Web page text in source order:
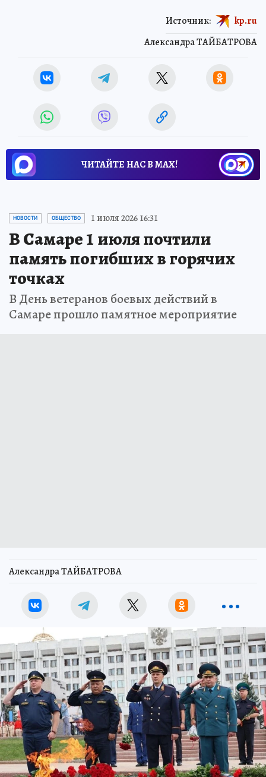
Александра ТАЙБАТРОВА
Источник: kp.ru
ЧИТАЙТЕ НАС В МАХ!
НОВОСТИ ОБЩЕСТВО 1 июля 2026 16:31
В Самаре 1 июля почтили
память погибших в горячих
точках
В День ветеранов боевых действий в
Самаре прошло памятное мероприятие
Александра ТАЙБАТРОВА